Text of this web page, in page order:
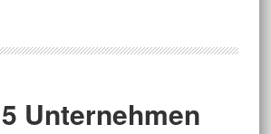
Unternehmen